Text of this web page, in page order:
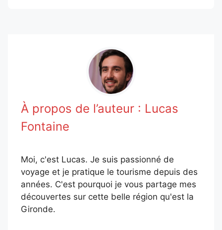
À propos de l’auteur : Lucas
Fontaine
Moi, c'est Lucas. Je suis passionné de
voyage et je pratique le tourisme depuis des
années. C'est pourquoi je vous partage mes
découvertes sur cette belle région qu'est la
Gironde.